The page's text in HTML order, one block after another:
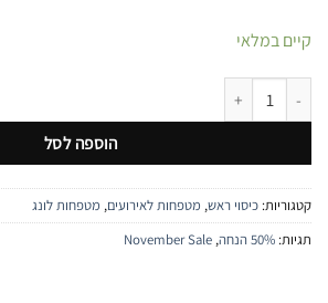
קיים במלאי
כמות של כיסוי ראש פרחי מים לונג פרנזים
הוספה לסל
קטגוריות: כיסוי ראש, מטפחות לאירועים, מטפחות לונג
תגיות: 50% הנחה ,
November Sale